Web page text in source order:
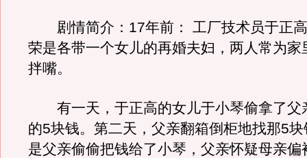
剧情简介：17年前： 工厂技术员于正
荣是各带一个女儿的再婚夫妇，两人常为家
拌嘴。
有一天，于正高的女儿于小琴偷拿了父
的5块钱。第二天，父亲翻箱倒柜地找那5
是父亲偷偷把钱给了小琴，父亲怀疑母亲偏